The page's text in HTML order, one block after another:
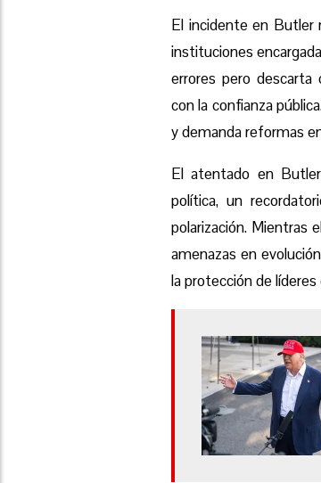
El incidente en Butler
instituciones
errores pero descarta
con la confianza
y demanda reformas
El atentado en
política, un
polarización. Mientras
amenazas en
la protección de líderes